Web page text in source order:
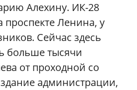
Алехину. ИК-28
проспекте Ленина, у
Сейчас здесь
больше тысячи
от проходной со
администрации,